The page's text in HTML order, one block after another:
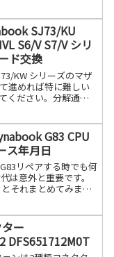
SJ73/KU
S6/V S7/V シリ
ド交換
KW シリーズのマザ
進めれば特に難しい
ください。分解通常
G83 CPU
ス年月日
リペアする時でも何
は意外と重要です。
それまとめてみまし
の設計です。官公庁
ー
DFS651712M0T